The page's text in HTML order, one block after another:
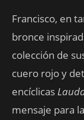
Francisco, en
bronce
colección de
cuero rojo y
encíclicas
mensaje para la